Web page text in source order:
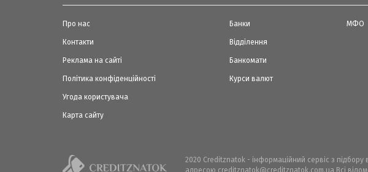
Про нас
Контакти
Реклама на сайті
Політика конфіденційності
Угода користувача
Карта сайту
Банки
Відділення
Банкомати
Курси валют
МФО
2020 Creditznatok - інформаційний сервіс з
адресою creditznatok@creditznatok.com.ua Всі